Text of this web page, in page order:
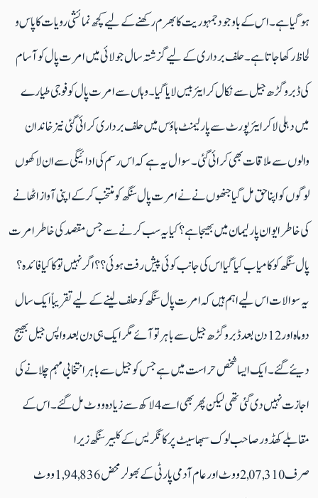
ہوگیا ہے۔ اس کے باوجود جمہوریت کا بھرم رکھنے کے لیے کچھ نمائشی رویات کا پاس و
لحاظ رکھا جاتا ہے ۔حلف برداری کے لیے گزشتہ سال جولائی میں امرت پال کو آسام
کی ڈبرو گڑھ جیل سے نکال کر ایئربیس لایا گیا۔ وہاں سے امرت پال کو فوجی طیارے
میں دہلی لاکر ایئرپورٹ سے پارلیمنٹ ہاؤس میں حلف برداری کرائی گئی نیز خاندان
والوں سے ملاقات بھی کرائی گئی۔ سوال یہ ہے کہ اس رسم کی ادائیگی سےان لاکھوں
لوگوں کواپنا حق مل گیاجنھوں نے نے امرت پال سنگھ کو منتخب کرکے اپنی آواز اٹھانے
کی خاطر ایوان پارلیمان میں بھیجا ہے ؟ کیا یہ سب کرنے سے جس مقصد کی خاطر امرت
پال سنگھ کو کامیاب کیا گیا اس کی جانب کوئی پیش رفت ہوئی؟؟ اگر نہیں تو کا کیا فائدہ؟
یہ سوالات اس لیے اہم ہیں کہ امرت پال سنگھ کو حلف لینے کے لیے تقریباً ایک سال
دو ماہ اور 12 دن بعد ڈبرو گڑھ جیل سے باہرتو آئے مگر ایک ہی دن بعد واپس جیل بھیج
دیئے گئے ۔ ایک ایسا شخص حراست میں ہے جس کو جیل سے باہر انتخابی مہم چلانے کی
اجازت نہیں دی گئی تھی لیکن پھر بھی اسے 4 لاکھ سے زیادہ ووٹ مل گئے ۔ اس کے
مقابلے کھڈور صاحب لوک سبھا سیٹ پر کانگریس کے کلبیر سنگھ زیرا
صرف 2,07,310 ووٹ اورعام آدمی پارٹی کے بھولرمحض 1,94,836 ووٹ